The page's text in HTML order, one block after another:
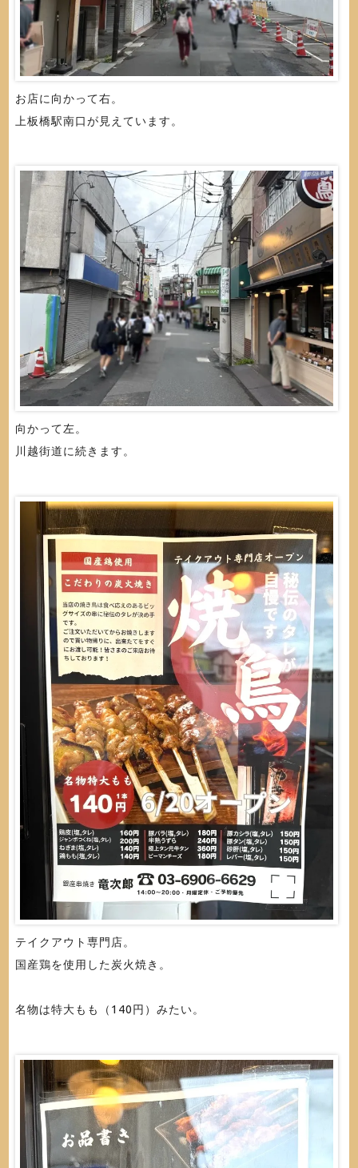
お店に向かって右。
上板橋駅南口が見えています。
向かって左。
川越街道に続きます。
テイクアウト専門店。
国産鶏を使用した炭火焼き。
名物は特大もも（140円）みたい。